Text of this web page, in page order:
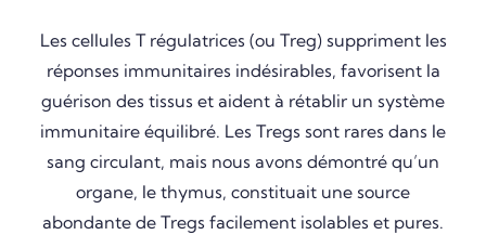
Les cellules T régulatrices (ou Treg) suppriment les
réponses immunitaires indésirables, favorisent la
guérison des tissus et aident à rétablir un système
immunitaire équilibré. Les Tregs sont rares dans le
sang circulant, mais nous avons démontré qu’un
organe, le thymus, constituait une source
abondante de Tregs facilement isolables et pures.